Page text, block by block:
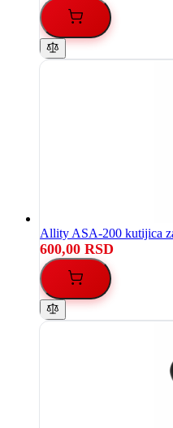
Allity ASA-200 kutijica
600,00 RSD